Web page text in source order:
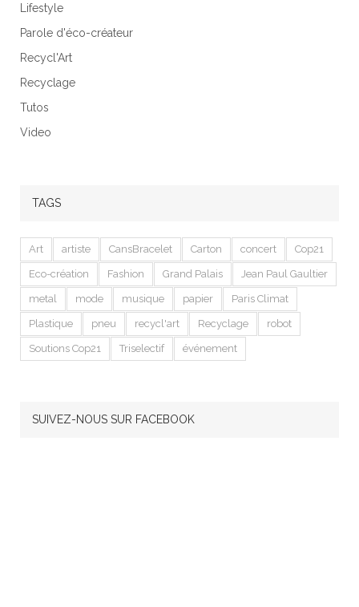
Lifestyle
Parole d'éco-créateur
Recycl'Art
Recyclage
Tutos
Video
TAGS
Art artiste CansBracelet Carton concert Cop21
Eco-création Fashion Grand Palais Jean Paul Gaultier
metal mode musique papier Paris Climat
Plastique pneu recycl'art Recyclage robot
Soutions Cop21 Triselectif événement
SUIVEZ-NOUS SUR FACEBOOK